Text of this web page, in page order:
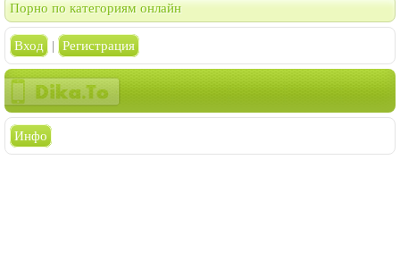
Порно по категориям онлайн
Вход | Регистрация
Инфо